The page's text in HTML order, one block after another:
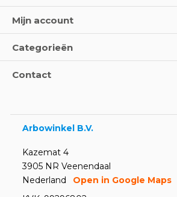
Oogspoel
Mijn account
Categorieën
Contact
Arbowinkel B.V.
Kazemat 4
3905 NR Veenendaal
Nederland
Open in Google Maps